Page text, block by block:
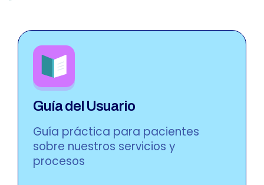
Guía del Usuario
Guía práctica para pacientes
sobre nuestros servicios y
procesos